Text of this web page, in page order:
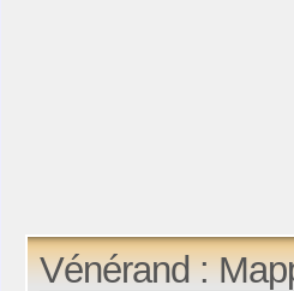
Vénérand :